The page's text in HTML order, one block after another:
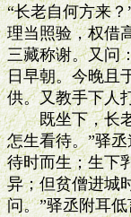
“长老自何方来
理当照验，权借
三藏称谢。又问
日早朝。今晚且
供。又教手下人
既坐下，长老
怎生看待。”驿
待时而生；生下
异；但贫僧进城
问。”驿丞附耳